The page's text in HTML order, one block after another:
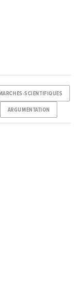
SCIENTIFIQUES
ARGUMENTATION